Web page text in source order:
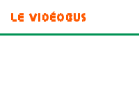
Le Vidéobus